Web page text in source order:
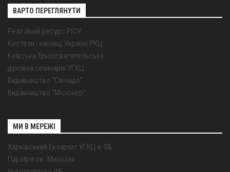
ВАРТО ПЕРЕГЛЯНУТИ
Релігійний ресурс РІСУ
Костели і каплиці України РКЦ
Київська Трьохсвятительська
духовна семінарія УГКЦ
Видавництво "Свічадо"
Видавництво "Місіонер"
МИ В МЕРЕЖІ
Харківський Екзархат УГКЦ в ФБ
Парафія св. Миколая